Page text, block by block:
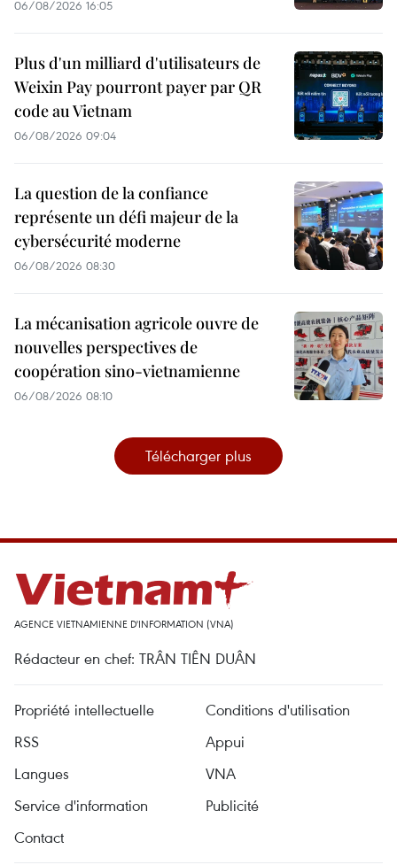
06/08/2026 16:05
Plus d'un milliard d'utilisateurs de
Weixin Pay pourront payer par QR
code au Vietnam
06/08/2026 09:04
La question de la confiance
représente un défi majeur de la
cybersécurité moderne
06/08/2026 08:30
La mécanisation agricole ouvre de
nouvelles perspectives de
coopération sino-vietnamienne
06/08/2026 08:10
Télécharger plus
AGENCE VIETNAMIENNE D'INFORMATION (VNA)
Rédacteur en chef: TRÂN TIÊN DUÂN
Propriété intellectuelle
Conditions d'utilisation
RSS
Appui
Langues
VNA
Service d'information
Publicité
Contact